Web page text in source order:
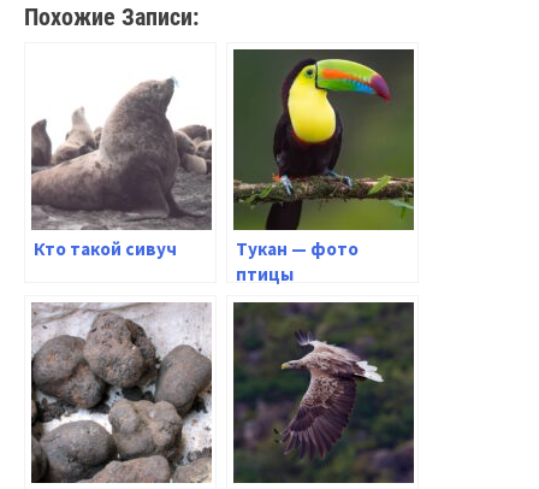
Похожие Записи:
Кто такой сивуч
Тукан — фото
птицы